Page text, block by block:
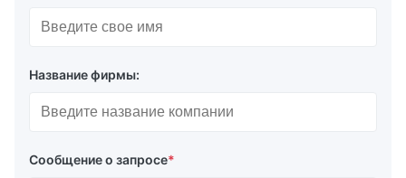
Название фирмы:
Сообщение о запросе*